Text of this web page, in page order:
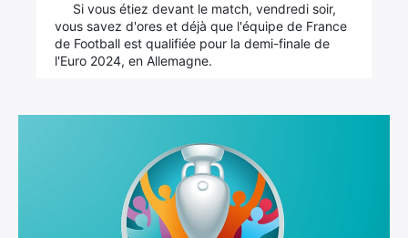
Si vous étiez devant le match, vendredi soir,
vous savez d'ores et déjà que l'équipe de France
de Football est qualifiée pour la demi-finale de
l'Euro 2024, en Allemagne.